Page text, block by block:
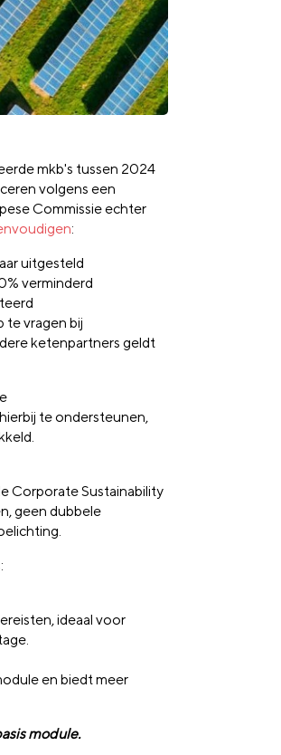
mkb's tussen 2024
volgens een
Commissie echter
:
uitgesteld
verminderd
te vragen bij
ketenpartners geldt
te ondersteunen,
Corporate Sustainability
geen dubbele
ideaal voor
en biedt meer
module.